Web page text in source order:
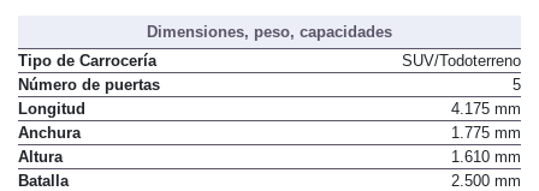
Dimensiones, peso, capacidades
Tipo de Carrocería
SUV/Todoterreno
Número de puertas
5
Longitud
4.175 mm
Anchura
1.775 mm
Altura
1.610 mm
Batalla
2.500 mm